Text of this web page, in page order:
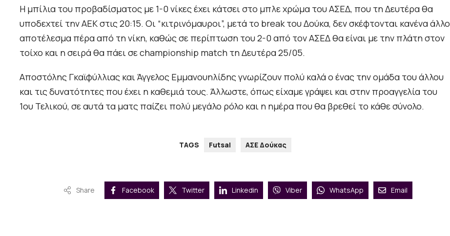
Η μπίλια του προβαδίσματος με 1-0 νίκες έχει κάτσει στο μπλε χρώμα του ΑΣΕΔ, που τη Δευτέρα θα
υποδεχτεί την ΑΕΚ στις 20:15. Οι “κιτρινόμαυροι”, μετά το break του Δούκα, δεν σκέφτονται κανένα άλλο
αποτέλεσμα πέρα από τη νίκη, καθώς σε περίπτωση του 2-0 από τον ΑΣΕΔ θα είναι με την πλάτη στον
τοίχο και η σειρά θα πάει σε championship match τη Δευτέρα 25/05.
Αποστόλης Γκαϊφύλλιας και Άγγελος Εμμανουηλίδης γνωρίζουν πολύ καλά ο ένας την ομάδα του άλλου
και τις δυνατότητες που έχει η καθεμιά τους. Άλλωστε, όπως είχαμε γράψει και στην προαγγελία του
1ου Τελικού, σε αυτά τα ματς παίζει πολύ μεγάλο ρόλο και η ημέρα που θα βρεθεί το κάθε σύνολο.
TAGS Futsal ΑΣΕ Δούκας
Share Facebook Twitter Linkedin Viber WhatsApp Email